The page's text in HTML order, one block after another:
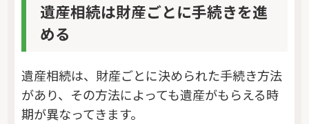
遺産相続は財産ごとに手続きを進
める
遺産相続は、財産ごとに決められた手続き方法
があり、その方法によっても遺産がもらえる時
期が異なってきます。